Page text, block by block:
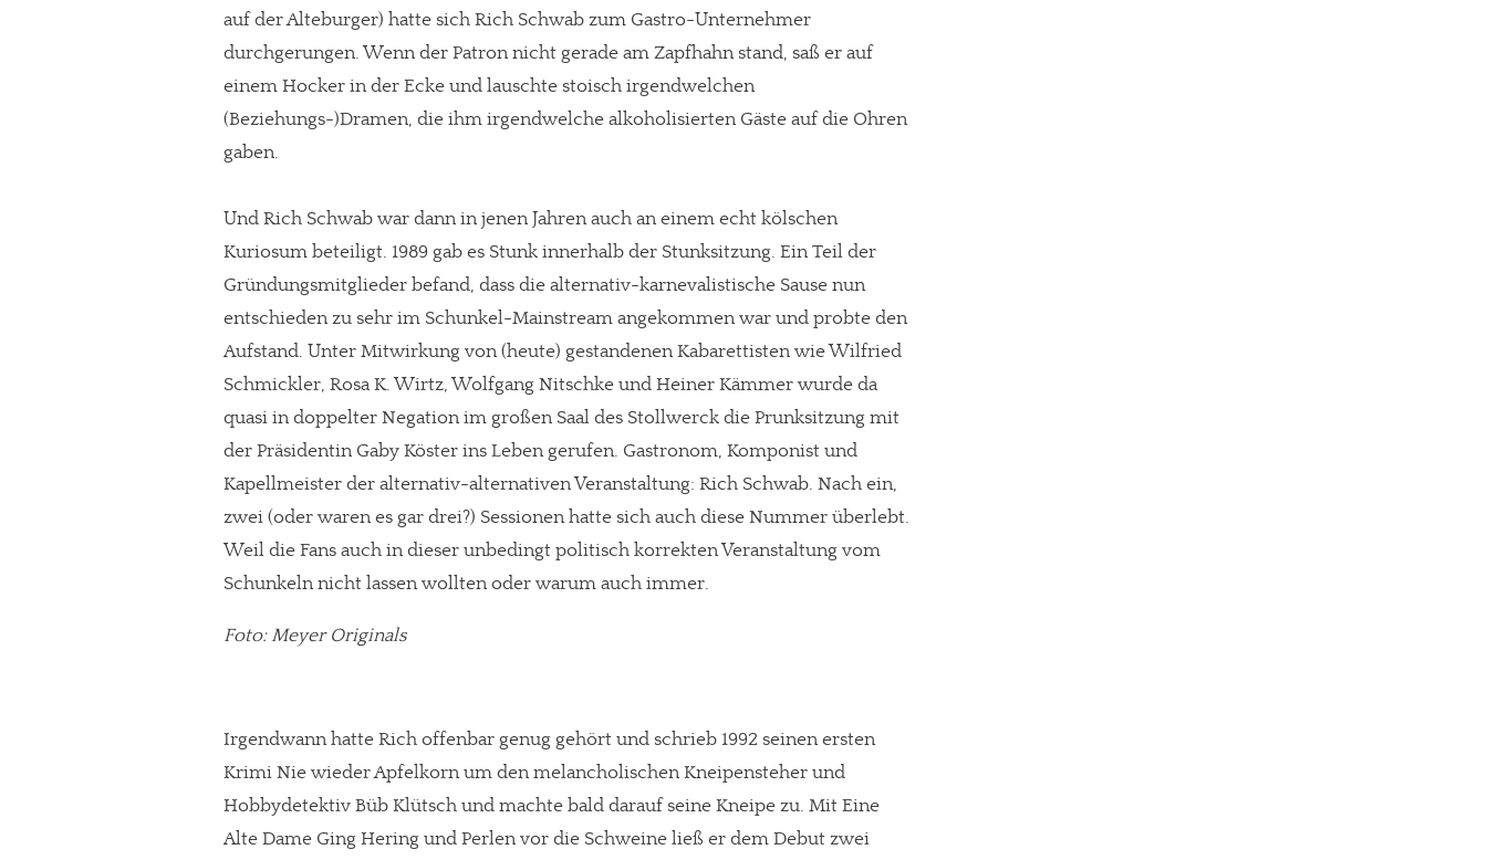
In eigener Sache
Dir gefällt unsere Arbeit?
meinesuedstadt.de finanziert sich durch Partnerprofile und Werbung. Beide Einnahmequellen sind in den letzten Monaten stark zurückgegangen.
Solltest Du unsere unabhängige Berichterstattung schätzen, kannst Du uns mit einer kleinen Spende unterstützen.
Schon erledigt!
auf der Alteburger) hatte sich Rich Schwab zum Gastro-Unternehmer
durchgerungen. Wenn der Patron nicht gerade am Zapfhahn stand, saß er auf
einem Hocker in der Ecke und lauschte stoisch irgendwelchen
(Beziehungs-)Dramen, die ihm irgendwelche alkoholisierten Gäste auf die Ohren
gaben.
Und Rich Schwab war dann in jenen Jahren auch an einem echt kölschen
Kuriosum beteiligt. 1989 gab es Stunk innerhalb der Stunksitzung. Ein Teil der
Gründungsmitglieder befand, dass die alternativ-karnevalistische Sause nun
entschieden zu sehr im Schunkel-Mainstream angekommen war und probte den
Aufstand. Unter Mitwirkung von (heute) gestandenen Kabarettisten wie Wilfried
Schmickler, Rosa K. Wirtz, Wolfgang Nitschke und Heiner Kämmer wurde da
quasi in doppelter Negation im großen Saal des Stollwerck die Prunksitzung mit
der Präsidentin Gaby Köster ins Leben gerufen. Gastronom, Komponist und
Kapellmeister der alternativ-alternativen Veranstaltung: Rich Schwab. Nach ein,
zwei (oder waren es gar drei?) Sessionen hatte sich auch diese Nummer überlebt.
Weil die Fans auch in dieser unbedingt politisch korrekten Veranstaltung vom
Schunkeln nicht lassen wollten oder warum auch immer.
Foto: Meyer Originals
Irgendwann hatte Rich offenbar genug gehört und schrieb 1992 seinen ersten
Krimi Nie wieder Apfelkorn um den melancholischen Kneipensteher und
Hobbydetektiv Büb Klütsch und machte bald darauf seine Kneipe zu. Mit Eine
Alte Dame Ging Hering und Perlen vor die Schweine ließ er dem Debut zwei